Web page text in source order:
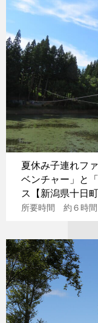
夏休み子連れフ
ベンチャー」と
ス【新潟県十日町
所要時間 約６時間